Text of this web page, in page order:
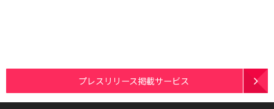
プレスリリース掲載サービス